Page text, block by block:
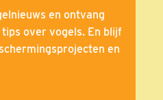
en ontvang
over vogels. En blijf
en